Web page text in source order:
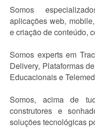
Somos
aplicações web,
e criação de conteúdo,
Somos experts em
Delivery, Plataformas
Educacionais e
Somos, acima de
construtores e
soluções tecnológicas